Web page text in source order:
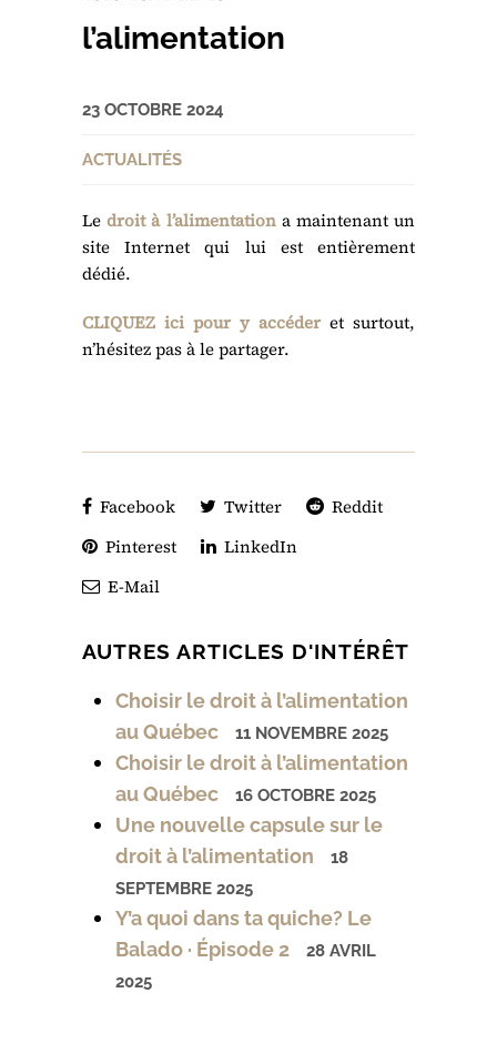
l’alimentation
23 OCTOBRE 2024
ACTUALITÉS
Ledroit à l’alimentation a maintenant un
site Internet qui lui est entièrement
dédié.
CLIQUEZ ici pour y accéder et surtout,
n’hésitez pas à le partager.
Facebook Twitter
Reddit
Pinterest
LinkedIn
E-Mail
AUTRES ARTICLES D'INTÉRÊT
Choisir le droit à l’alimentation
au Québec
11 NOVEMBRE 2025
Choisir le droit à l’alimentation
au Québec
16 OCTOBRE 2025
Une nouvelle capsule sur le
droit à l’alimentation
18
SEPTEMBRE 2025
Y’a quoi dans ta quiche? Le
Balado · Épisode 2
28 AVRIL
2025